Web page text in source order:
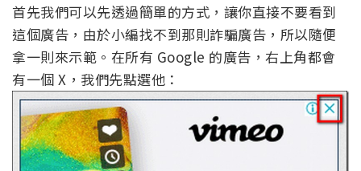
首先我們可以先透過簡單的方式，讓你直接不要看到
這個廣告，由於小編找不到那則詐騙廣告，所以隨便
拿一則來示範。在所有 Google 的廣告，右上角都會
有一個 X，我們先點選他：